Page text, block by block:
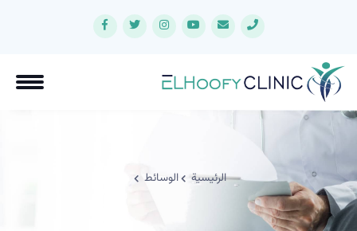
الرئيسية الوسائط